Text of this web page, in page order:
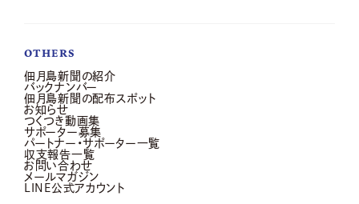
OTHERS
佃月島新聞の紹介
バックナンバー
佃月島新聞の配布スポット
お知らせ
つくつき動画集
サポーター募集
パートナー・サポーター一覧
収支報告一覧
お問い合わせ
メールマガジン
LINE公式アカウント